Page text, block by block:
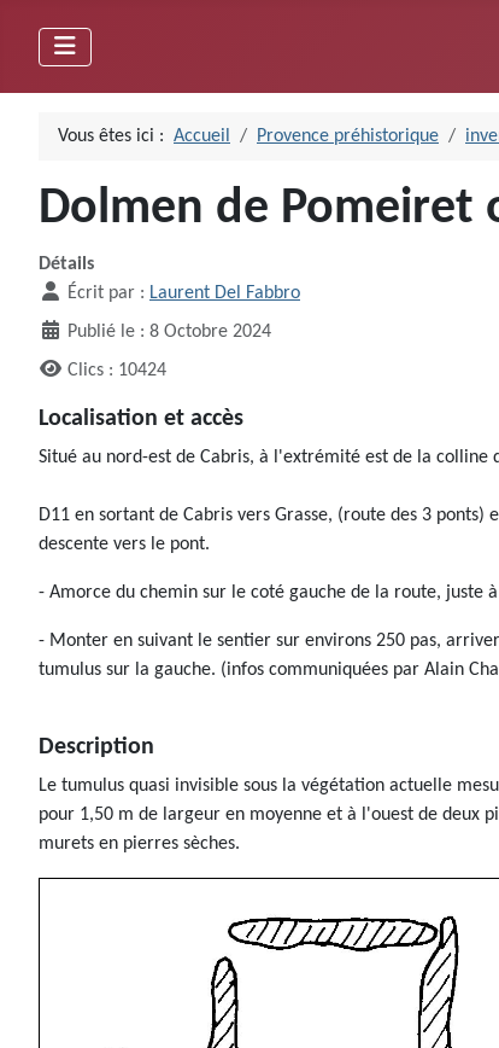
Vous êtes ici : Accueil Provence préhistorique
Dolmen de Pomeiret
Détails
Écrit par : Laurent Del Fabbro
Publié le : 8 Octobre 2024
Clics : 10424
Localisation et accès
Situé au nord-est de Cabris, à l'extrémité est de la colline
D11 en sortant de Cabris vers Grasse, (route des 3
descente vers le pont.
- Amorce du chemin sur le coté gauche de la route, juste
- Monter en suivant le sentier sur environs 250 pas,
tumulus sur la gauche. (infos communiquées par Alain
Description
Le tumulus quasi invisible sous la végétation actuelle
pour 1,50 m de largeur en moyenne et à l'ouest de deux
murets en pierres sèches.